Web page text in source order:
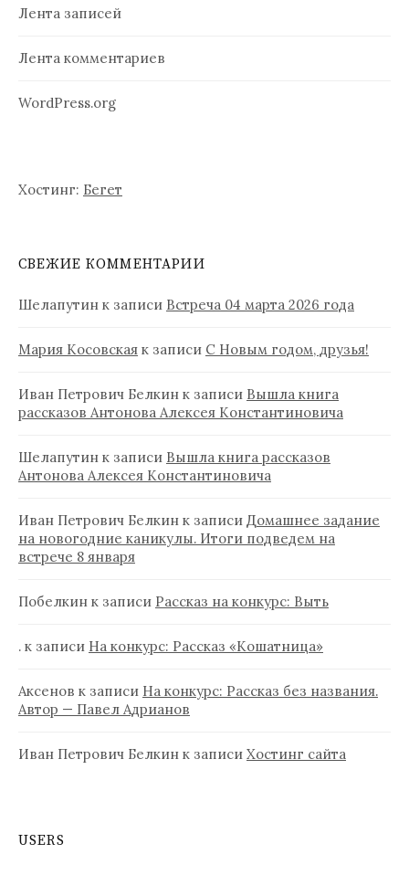
Лента записей
Лента комментариев
WordPress.org
Хостинг: Бегет
СВЕЖИЕ КОММЕНТАРИИ
Шелапутин к записи Встреча 04 марта 2026 года
Мария Косовская к записи С Новым годом, друзья!
Иван Петрович Белкин к записи Вышла книга
рассказов Антонова Алексея Константиновича
Шелапутин к записи Вышла книга рассказов
Антонова Алексея Константиновича
Иван Петрович Белкин к записи Домашнее задание
на новогодние каникулы. Итоги подведем на
встрече 8 января
Побелкин к записи Рассказ на конкурс: Выть
. к записи На конкурс: Рассказ «Кошатница»
Аксенов к записи На конкурс: Рассказ без названия.
Автор — Павел Адрианов
Иван Петрович Белкин к записи Хостинг сайта
USERS